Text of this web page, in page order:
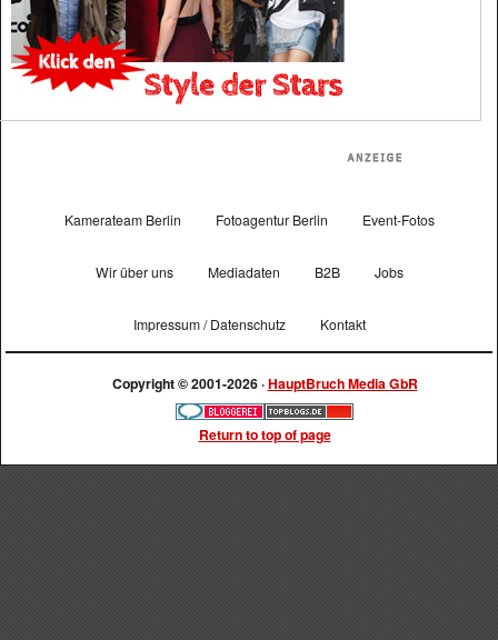
Kamerateam Berlin Fotoagentur Berlin Event-Fotos
Wir über uns Mediadaten B2B Jobs
Impressum / Datenschutz Kontakt
Copyright © 2001-2026 ·HauptBruch Media GbR
Return to top of page